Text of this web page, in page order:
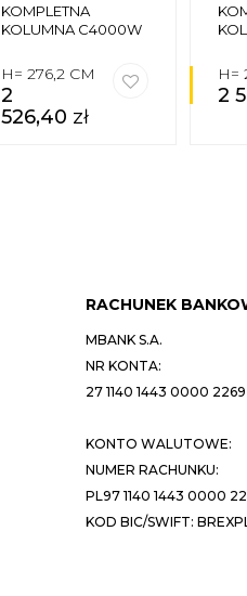
KOMPLETNA
KOLUMNA C4000W
H= 276,2 CM
2
526,40 zł
H=
2
RACHUNEK
MBANK S.A.
NR KONTA:
27 1140 1443 0000 2269
KONTO WALUTOWE:
NUMER RACHUNKU:
PL97 1140 1443 0000
KOD BIC/SWIFT: